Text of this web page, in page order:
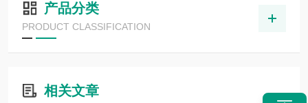
产品分类
PRODUCT CLASSIFICATION
相关文章